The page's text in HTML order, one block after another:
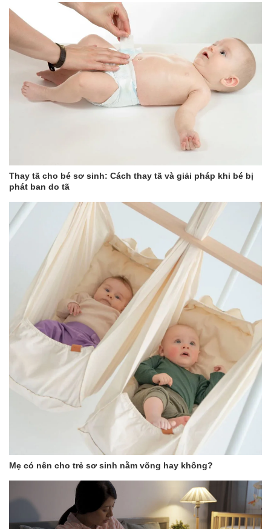
Thay tã cho bé sơ sinh: Cách thay tã và giải pháp khi bé bị
phát ban do tã
Mẹ có nên cho trẻ sơ sinh nằm võng hay không?